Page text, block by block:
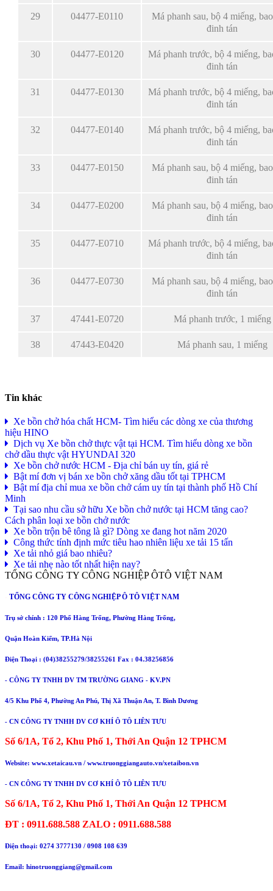
29 04477-E0110
Má phanh sau, bộ 4 miếng,
đinh tán
30 04477-E0120
Má phanh trước, bộ 4 miếng,
đinh tán
31 04477-E0130
Má phanh trước, bộ 4 miếng,
đinh tán
32 04477-E0140
Má phanh trước, bộ 4 miếng,
đinh tán
33 04477-E0150
Má phanh sau, bộ 4 miếng,
đinh tán
34 04477-E0200
Má phanh sau, bộ 4 miếng,
đinh tán
35 04477-E0710
Má phanh trước, bộ 4 miếng,
đinh tán
36 04477-E0730
Má phanh sau, bộ 4 miếng,
đinh tán
37 47441-E0720 Má phanh trước, 1 miếng
38 47443-E0420 Má phanh sau, 1 miếng
Tin khác
Xe bồn chở hóa chất HCM- Tìm hiểu các dòng xe của thương
hiệu HINO
Dịch vụ Xe bồn chở thực vật tại HCM. Tìm hiểu dòng xe bồn
chở dầu thực vật HYUNDAI 320
Xe bồn chở nước HCM - Địa chỉ bán uy tín, giá rẻ
Bật mí đơn vị bán xe bồn chở xăng dầu tốt tại TPHCM
Bật mí địa chỉ mua xe bồn chở cám uy tín tại thành phố Hồ Chí
Minh
Tại sao nhu cầu sở hữu Xe bồn chở nước tại HCM tăng cao?
Cách phân loại xe bồn chở nước
Xe bồn trộn bê tông là gì? Dòng xe đang hot năm 2020
Công thức tính định mức tiêu hao nhiên liệu xe tải 15 tấn
Xe tải nhỏ giá bao nhiêu?
Xe tải nhẹ nào tốt nhất hiện nay?
TỔNG CÔNG TY CÔNG NGHIỆP ÔTÔ VIỆT NAM
TỔNG CÔNG TY CÔNG NGHIỆP Ô TÔ VIỆT NAM
Trụ sở chính : 120 Phố Hàng Trống, Phường Hàng Trống,
Quận Hoàn Kiếm, TP.Hà Nội
Điện Thoại : (04)38255279/38255261 Fax : 04.38256856
- CÔNG TY TNHH DV TM TRƯỜNG GIANG - KV.PN
4/5 Khu Phố 4, Phường An Phú, Thị Xã Thuận An, T. Bình Dương
- CN CÔNG TY TNHH DV CƠ KHÍ Ô TÔ LIÊN TƯU
Số 6/1A, Tổ 2, Khu Phố 1, Thới An Quận 12 TPHCM
Website: www.xetaicau.vn / www.truonggiangauto.vn/xetaibon.vn
- CN CÔNG TY TNHH DV CƠ KHÍ Ô TÔ LIÊN TƯU
Số 6/1A, Tổ 2, Khu Phố 1, Thới An Quận 12 TPHCM
ĐT : 0911.688.588 ZALO : 0911.688.588
Điện thoại: 0274 3777130 / 0908 108 639
Email: hinotruonggiang@gmail.com